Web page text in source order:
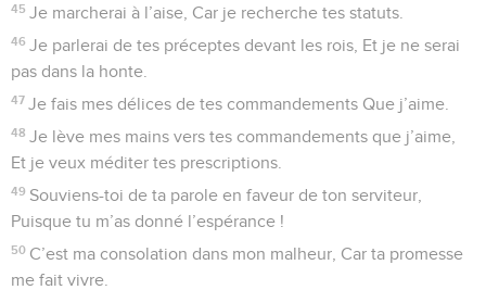
45 Je marcherai à l’aise, Car je recherche tes statuts.
46 Je parlerai de tes préceptes devant les rois, Et je ne serai
pas dans la honte.
47 Je fais mes délices de tes commandements Que j’aime.
48 Je lève mes mains vers tes commandements que j’aime,
Et je veux méditer tes prescriptions.
49 Souviens-toi de ta parole en faveur de ton serviteur,
Puisque tu m’as donné l’espérance !
50 C’est ma consolation dans mon malheur, Car ta promesse
me fait vivre.